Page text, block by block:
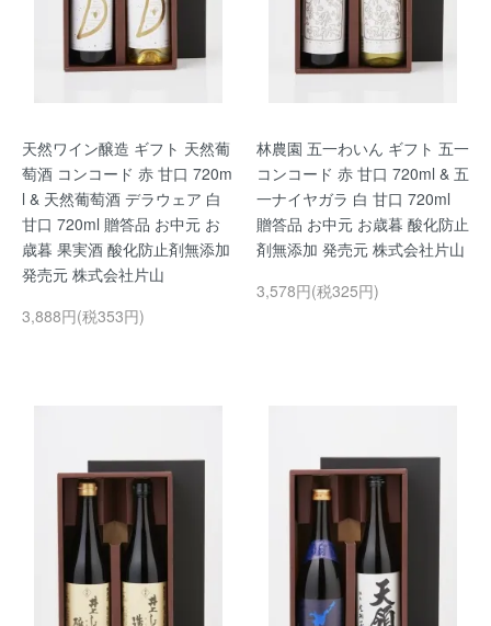
天然ワイン醸造 ギフト 天然葡
萄酒 コンコード 赤 甘口 720m
l & 天然葡萄酒 デラウェア 白
甘口 720ml 贈答品 お中元 お
歳暮 果実酒 酸化防止剤無添加
発売元 株式会社片山
3,888円(税353円)
林農園 五一わいん ギフト 五一
コンコード 赤 甘口 720ml & 五
一ナイヤガラ 白 甘口 720ml
贈答品 お中元 お歳暮 酸化防止
剤無添加 発売元 株式会社片山
3,578円(税325円)